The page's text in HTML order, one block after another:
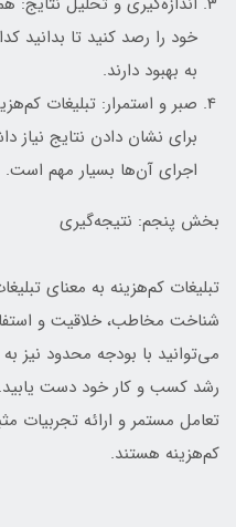
خود را رصد کنید تا بدانید
به بهبود دارند.
صبر و استمرار: تبلیغات
برای نشان دادن نتایج نیاز
اجرای آن‌ها بسیار مهم است.
بخش پنجم: نتیجه‌گیری
تبلیغات کم‌هزینه به معنای
شناخت مخاطب، خلاقیت و
می‌توانید با بودجه محدود
رشد کسب و کار خود دست یابید.
تعامل مستمر و ارائه تجربیات
کم‌هزینه هستند.